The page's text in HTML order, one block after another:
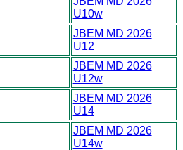
U10w
JBEM MD 2026
U12
JBEM MD 2026
U12w
JBEM MD 2026
U14
JBEM MD 2026
U14w